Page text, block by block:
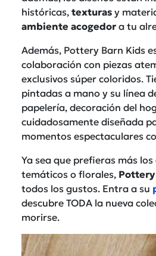
históricas, texturas y
ambiente acogedor a tu
Además, Pottery Barn Kids
colaboración con piezas
exclusivos súper coloridos.
pintadas a mano y su línea
papelería, decoración del
cuidadosamente diseñada
momentos espectaculares
Ya sea que prefieras más
temáticos o florales, Pottery
todos los gustos. Entra a su
descubre TODA la nueva
morirse.